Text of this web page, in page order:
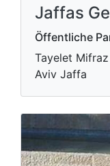
Jaffas
Öffentliche
Tayelet
Aviv Jaffa